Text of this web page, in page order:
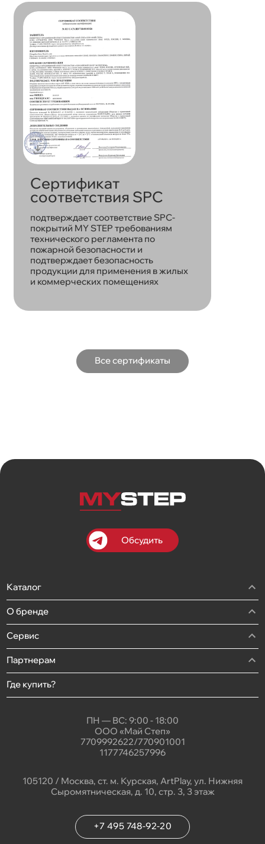
Сертификат
соответствия SPC
подтверждает соответствие SPC-
покрытий MY STEP требованиям
технического регламента по
пожарной безопасности и
подтверждает безопасность
продукции для применения в жилых
и коммерческих помещениях
Все сертификаты
Обсудить
Каталог
О бренде
Сервис
Партнерам
Где купить?
ПН — ВС: 9:00 - 18:00
ООО «Май Степ»
7709992622/770901001
1177746257996
105120 / Москва, ст. м. Курская, ArtPlay, ул. Нижняя
Сыромятническая, д. 10, стр. 3, 3 этаж
+7 495 748-92-20